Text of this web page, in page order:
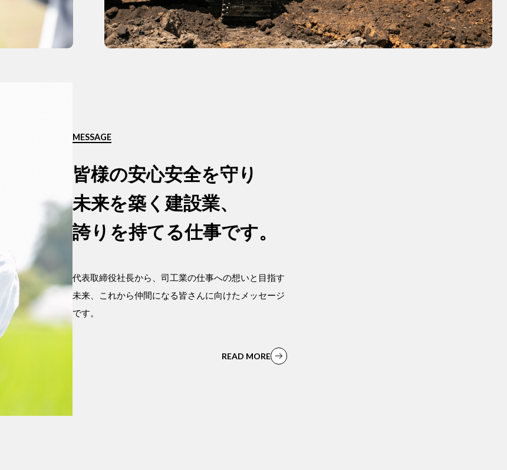
MESSAGE
皆様の安心安全を守り
未来を築く建設業、
誇りを持てる仕事です。
代表取締役社長から、司工業の仕事への想いと目指す
未来、これから仲間になる皆さんに向けたメッセージ
です。
READ MORE